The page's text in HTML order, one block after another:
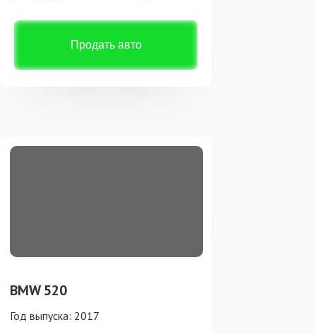
Продать авто
BMW 520
Год выпуска: 2017